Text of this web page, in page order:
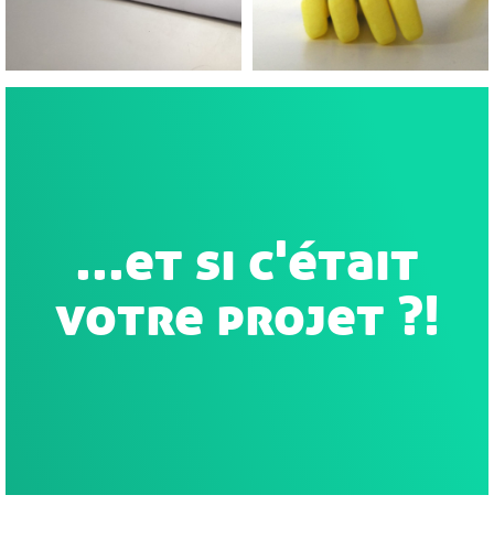
...et si c'était
votre projet ?!